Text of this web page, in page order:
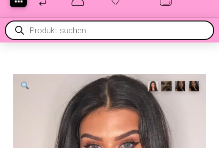
Products
search